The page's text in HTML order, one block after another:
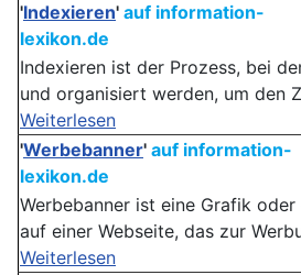
'Indexieren' auf information-
lexikon.de
Indexieren ist der Prozess, bei
und organisiert werden, um den
Weiterlesen
'Werbebanner' auf information-
lexikon.de
Werbebanner ist eine Grafik
auf einer Webseite, das zur
Weiterlesen